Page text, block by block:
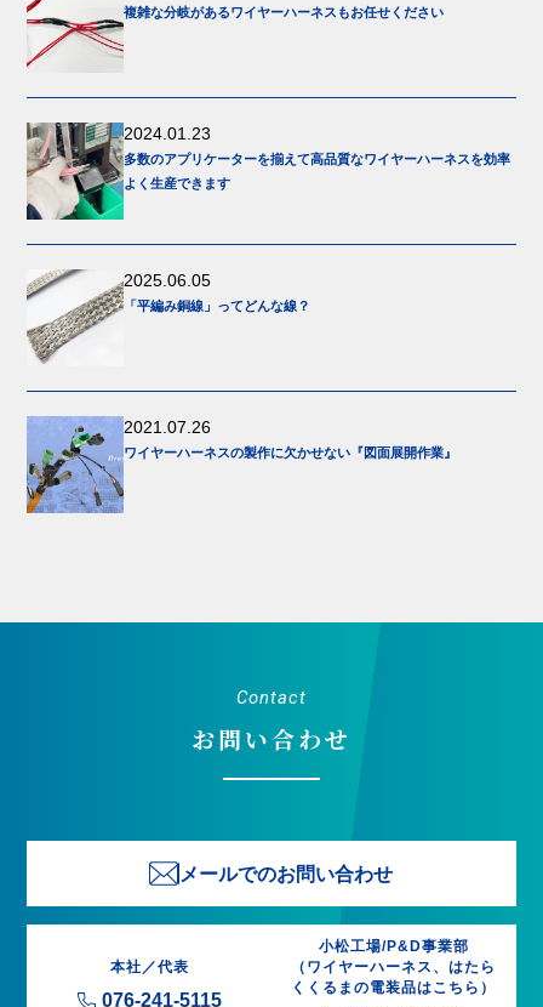
複雑な分岐があるワイヤーハーネスもお任せください
2024.01.23
多数のアプリケーターを揃えて高品質なワイヤーハーネスを効率
よく生産できます
2025.06.05
「平編み銅線」ってどんな線？
2021.07.26
ワイヤーハーネスの製作に欠かせない『図面展開作業』
Contact
お問い合わせ
メールでのお問い合わせ
本社／代表
076-241-5115
小松工場/P&D事業部
（ワイヤーハーネス、はたら
くくるまの電装品はこちら）